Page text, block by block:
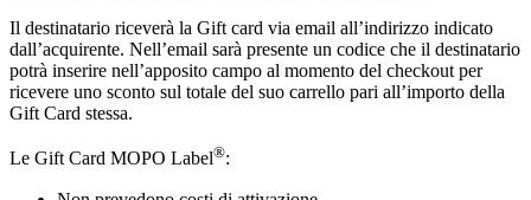
Il destinatario riceverà la Gift card via email all’indirizzo indicato
dall’acquirente. Nell’email sarà presente un codice che il destinatario
potrà inserire nell’apposito campo al momento del checkout per
ricevere uno sconto sul totale del suo carrello pari all’importo della
Gift Card stessa.
Le Gift Card MOPO Label®: